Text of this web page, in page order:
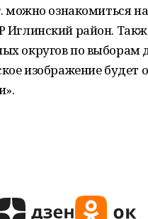
можно ознакомиться
Иглинский район.
округов по выборам
изображение будет